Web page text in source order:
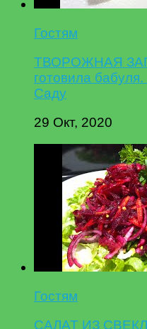
Гостям
ТВОРОЖНАЯ
готовила
Саду
29 Окт, 2020
Гостям
САЛАТ ИЗ